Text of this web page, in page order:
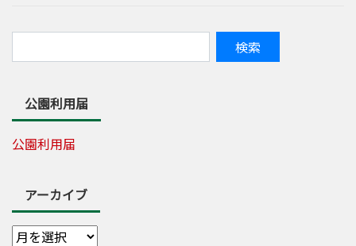
公園利用届
公園利用届
アーカイブ